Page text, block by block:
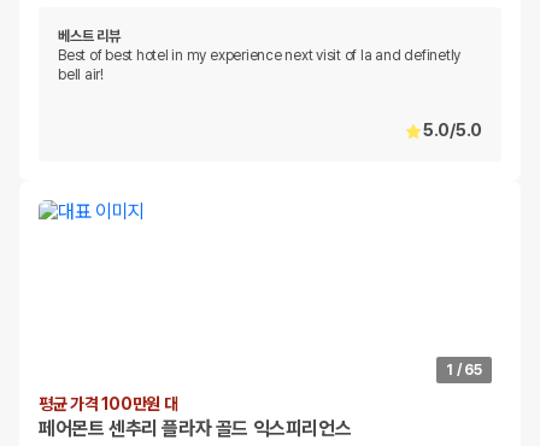
베스트 리뷰
Best of best hotel in my experience next visit of la and definetly
bell air!
5.0/5.0
1 / 65
평균 가격 100만원 대
페어몬트 센추리 플라자 골드 익스피리언스